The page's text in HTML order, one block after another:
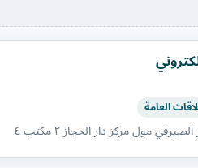
العامة
مول مركز دار الحجاز ٢ مكتب ٤